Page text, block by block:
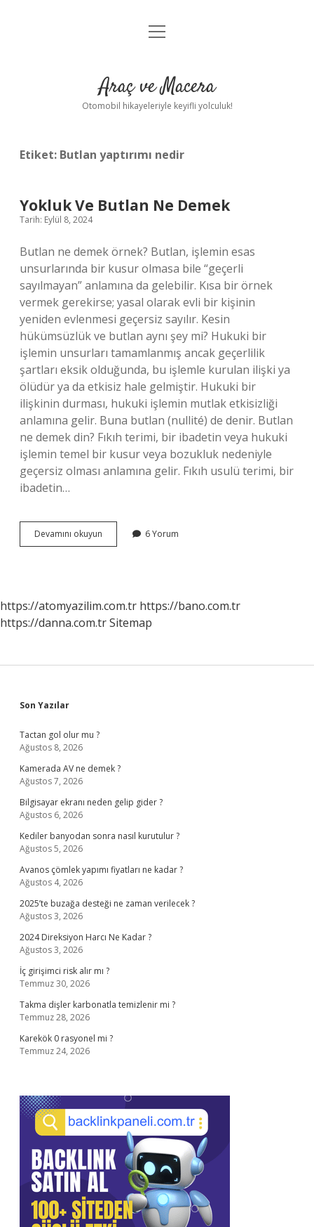
Anasayfa
Yasal Uyarı
menüyü
Araç ve Macera
Otomobil hikayeleriyle keyifli yolculuk!
Etiket: Butlan yaptırımı nedir
Yokluk Ve Butlan Ne Demek
Tarih: Eylül 8, 2024
Butlan ne demek örnek? Butlan, işlemin esas
unsurlarında bir kusur olmasa bile “geçerli
sayılmayan” anlamına da gelebilir. Kısa bir örnek
vermek gerekirse; yasal olarak evli bir kişinin
yeniden evlenmesi geçersiz sayılır. Kesin
hükümsüzlük ve butlan aynı şey mi? Hukuki bir
işlemin unsurları tamamlanmış ancak geçerlilik
şartları eksik olduğunda, bu işlemle kurulan ilişki ya
ölüdür ya da etkisiz hale gelmiştir. Hukuki bir
ilişkinin durması, hukuki işlemin mutlak etkisizliği
anlamına gelir. Buna butlan (nullité) de denir. Butlan
ne demek din? Fıkıh terimi, bir ibadetin veya hukuki
işlemin temel bir kusur veya bozukluk nedeniyle
geçersiz olması anlamına gelir. Fıkıh usulü terimi, bir
ibadetin…
Devamını okuyun
Ve
6 Yorum
https://atomyazilim.com.tr https://bano.com.tr
https://danna.com.trSitemap
Sidebar
Son Yazılar
Tactan gol olur mu ?
Ağustos 8, 2026
Kamerada AV ne demek ?
Ağustos 7, 2026
Bilgisayar ekranı neden gelip gider ?
Ağustos 6, 2026
Kediler banyodan sonra nasıl kurutulur ?
Ağustos 5, 2026
Avanos çömlek yapımı fiyatları ne kadar ?
Ağustos 4, 2026
2025’te buzağa desteği ne zaman verilecek ?
Ağustos 3, 2026
2024 Direksiyon Harcı Ne Kadar ?
Ağustos 3, 2026
İç girişimci risk alır mı ?
Temmuz 30, 2026
Takma dişler karbonatla temizlenir mi ?
Temmuz 28, 2026
Karekök 0 rasyonel mi ?
Temmuz 24, 2026